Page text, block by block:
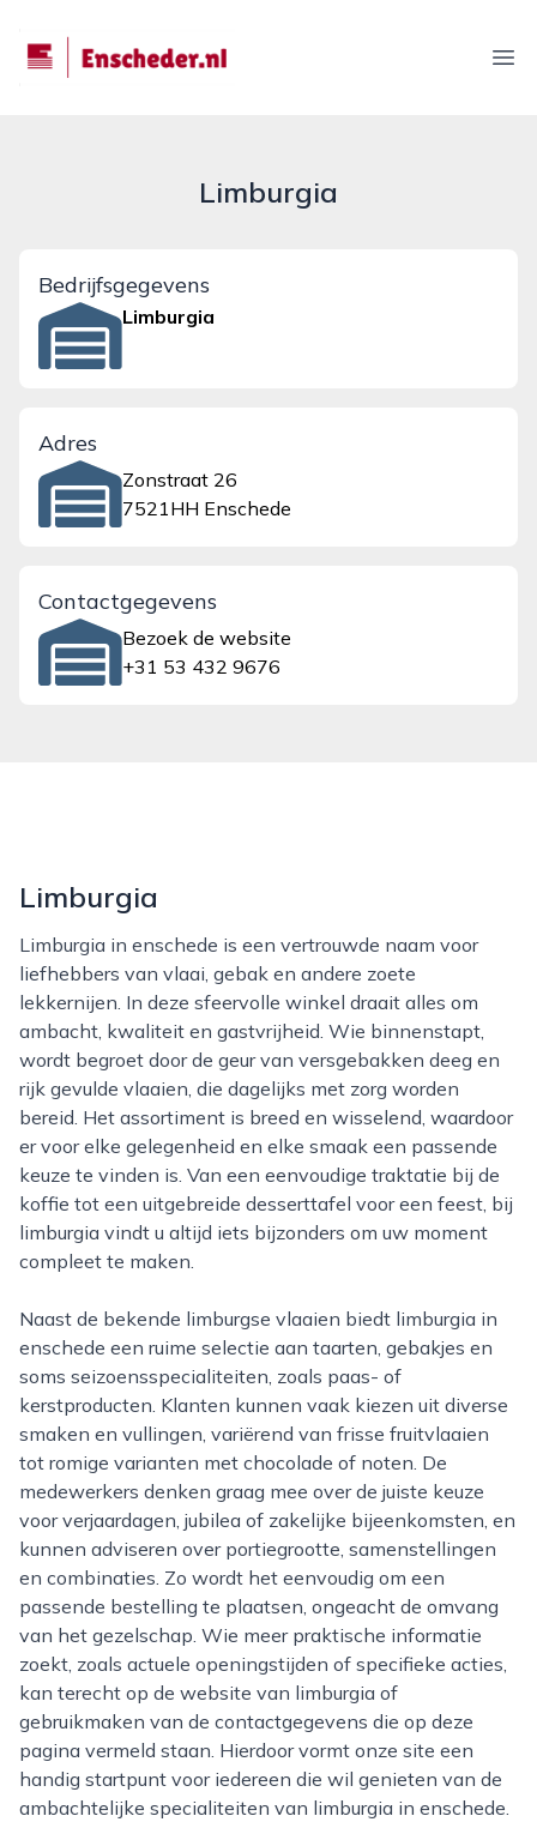
enscheder.nl
Limburgia
Bedrijfsgegevens
Limburgia
Adres
Zonstraat 26
7521HH Enschede
Contactgegevens
Bezoek de website
+31 53 432 9676
Limburgia
Limburgia in enschede is een vertrouwde naam voor
liefhebbers van vlaai, gebak en andere zoete
lekkernijen. In deze sfeervolle winkel draait alles om
ambacht, kwaliteit en gastvrijheid. Wie binnenstapt,
wordt begroet door de geur van versgebakken deeg en
rijk gevulde vlaaien, die dagelijks met zorg worden
bereid. Het assortiment is breed en wisselend, waardoor
er voor elke gelegenheid en elke smaak een passende
keuze te vinden is. Van een eenvoudige traktatie bij de
koffie tot een uitgebreide desserttafel voor een feest, bij
limburgia vindt u altijd iets bijzonders om uw moment
compleet te maken.
Naast de bekende limburgse vlaaien biedt limburgia in
enschede een ruime selectie aan taarten, gebakjes en
soms seizoensspecialiteiten, zoals paas- of
kerstproducten. Klanten kunnen vaak kiezen uit diverse
smaken en vullingen, variërend van frisse fruitvlaaien
tot romige varianten met chocolade of noten. De
medewerkers denken graag mee over de juiste keuze
voor verjaardagen, jubilea of zakelijke bijeenkomsten, en
kunnen adviseren over portiegrootte, samenstellingen
en combinaties. Zo wordt het eenvoudig om een
passende bestelling te plaatsen, ongeacht de omvang
van het gezelschap. Wie meer praktische informatie
zoekt, zoals actuele openingstijden of specifieke acties,
kan terecht op de website van limburgia of
gebruikmaken van de contactgegevens die op deze
pagina vermeld staan. Hierdoor vormt onze site een
handig startpunt voor iedereen die wil genieten van de
ambachtelijke specialiteiten van limburgia in enschede.